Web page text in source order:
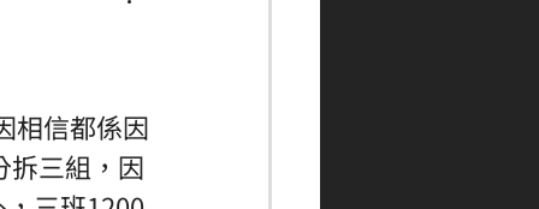
相信都係因
拆三組，因